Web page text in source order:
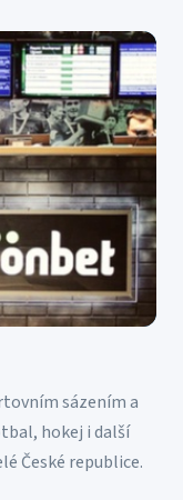
sázením a
hokej i další
České republice.